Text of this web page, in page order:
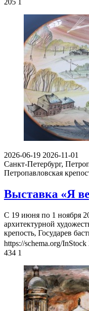
205 1
2026-06-19 2026-11-01
Санкт-Петербург,
Петропавловская
Выставка «Я
С 19 июня по 1 ноября
архитектурной
крепость, Государев
https://schema.org/InStock
434 1